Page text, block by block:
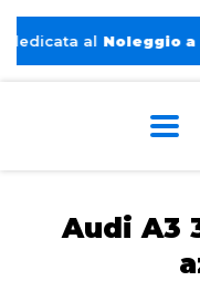
al Noleggio a
Audi A3